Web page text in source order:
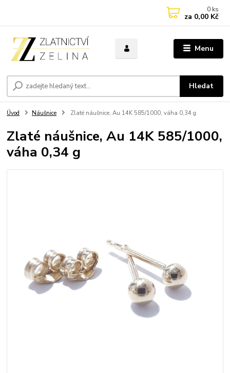
Menu
Hledat
0 ks
za 0,00 Kč
Úvod Náušnice Zlaté náušnice, Au 14K 585/1000, váha 0,34 g
Zlaté náušnice, Au 14K 585/1000,
váha 0,34 g